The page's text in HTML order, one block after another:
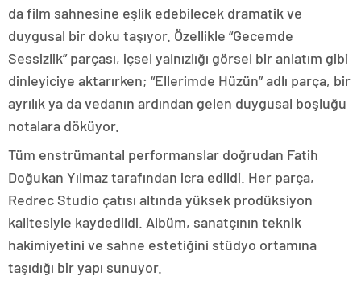
da film sahnesine eşlik edebilecek dramatik ve
duygusal bir doku taşıyor. Özellikle “Gecemde
Sessizlik” parçası, içsel yalnızlığı görsel bir anlatım gibi
dinleyiciye aktarırken; “Ellerimde Hüzün” adlı parça, bir
ayrılık ya da vedanın ardından gelen duygusal boşluğu
notalara döküyor.
Tüm enstrümantal performanslar doğrudan Fatih
Doğukan Yılmaz tarafından icra edildi. Her parça,
Redrec Studio çatısı altında yüksek prodüksiyon
kalitesiyle kaydedildi. Albüm, sanatçının teknik
hakimiyetini ve sahne estetiğini stüdyo ortamına
taşıdığı bir yapı sunuyor.